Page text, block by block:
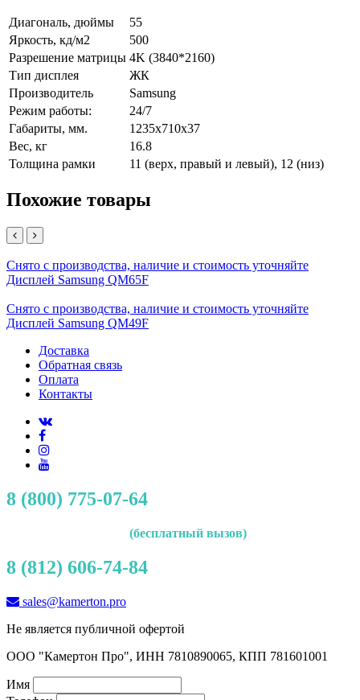
Диагональ, дюймы
55
Яркость, кд/м2
500
Разрешение матрицы 4K (3840*2160)
Тип дисплея
ЖК
Производитель
Samsung
Режим работы:
24/7
Габариты, мм.
1235x710x37
Вес, кг
16.8
Толщина рамки
11 (верх, правый и левый), 12 (низ)
Похожие товары
Снято с производства, наличие и стоимость уточняйте
Дисплей Samsung QM65F
Снято с производства, наличие и стоимость уточняйте
Дисплей Samsung QM49F
Доставка
Обратная связь
Оплата
Контакты
8 (800) 775-07-64
(бесплатный вызов)
8 (812) 606-74-84
sales@kamerton.pro
Не является публичной офертой
ООО "Камертон Про", ИНН 7810890065, КПП 781601001
Имя